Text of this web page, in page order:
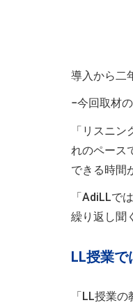
導入から二
−今回取材
「リスニ
れのペース
できる時間
「AdiLLで
繰り返し聞
LL授業で
「LL授業